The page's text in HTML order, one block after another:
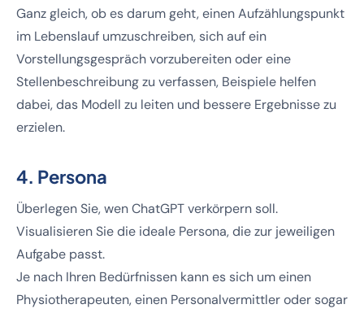
Ganz gleich, ob es darum geht, einen Aufzählungspunkt
im Lebenslauf umzuschreiben, sich auf ein
Vorstellungsgespräch vorzubereiten oder eine
Stellenbeschreibung zu verfassen, Beispiele helfen
dabei, das Modell zu leiten und bessere Ergebnisse zu
erzielen.
4. Persona
Überlegen Sie, wen ChatGPT verkörpern soll.
Visualisieren Sie die ideale Persona, die zur jeweiligen
Aufgabe passt.
Je nach Ihren Bedürfnissen kann es sich um einen
Physiotherapeuten, einen Personalvermittler oder sogar